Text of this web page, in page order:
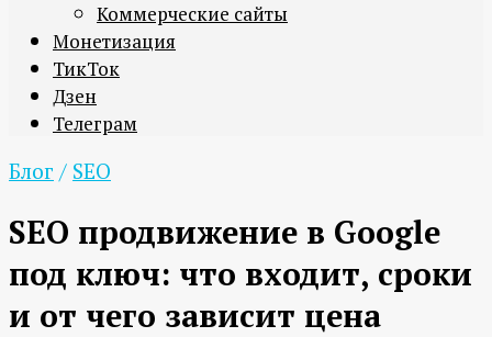
Коммерческие сайты
Монетизация
ТикТок
Дзен
Телеграм
Блог / SEO
SEO продвижение в Google
под ключ: что входит, сроки
и от чего зависит цена